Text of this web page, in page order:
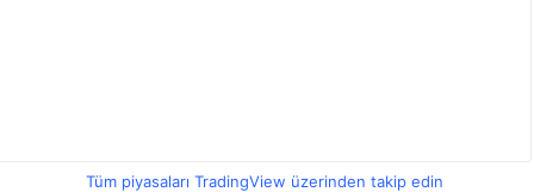
Tüm piyasaları TradingView üzerinden takip edin